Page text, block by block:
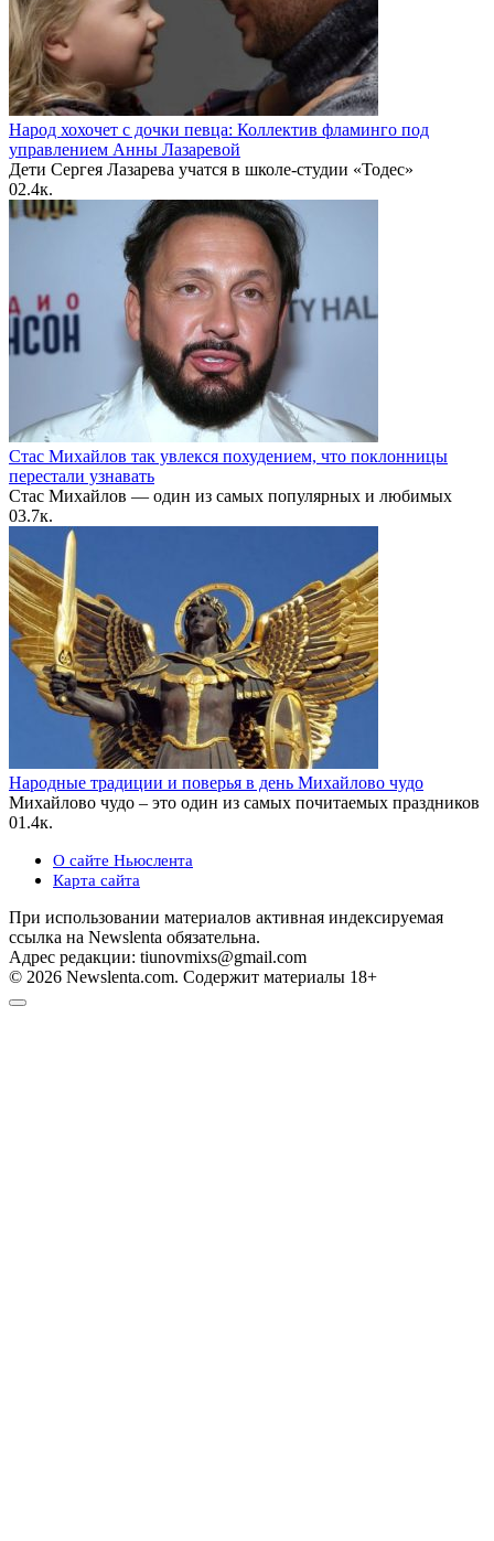
Народ хохочет с дочки певца: Коллектив фламинго под
управлением Анны Лазаревой
Дети Сергея Лазарева учатся в школе-студии «Тодес»
02.4к.
Стас Михайлов так увлекся похудением, что поклонницы
перестали узнавать
Стас Михайлов — один из самых популярных и любимых
03.7к.
Народные традиции и поверья в день Михайлово чудо
Михайлово чудо – это один из самых почитаемых праздников
01.4к.
О сайте Ньюслента
Карта сайта
При использовании материалов активная индексируемая
ссылка на Newslenta обязательна.
Адрес редакции: tiunovmixs@gmail.com
© 2026 Newslenta.com. Содержит материалы 18+